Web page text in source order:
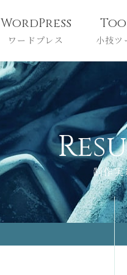
WordPress
ワードプレス 小技ツ
制作実
Resu